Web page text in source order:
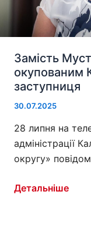
Замість
окупованим
заступниця
30.07.2025
28 липня на
адміністрації
округу»
Замість
Детальніше